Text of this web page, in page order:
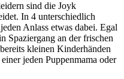
sind die Joyk
In 4 unterschiedlich
Anlass etwas dabei. Egal
Spaziergang an der frischen
kleinen Kinderhänden
jeden Puppenmama oder